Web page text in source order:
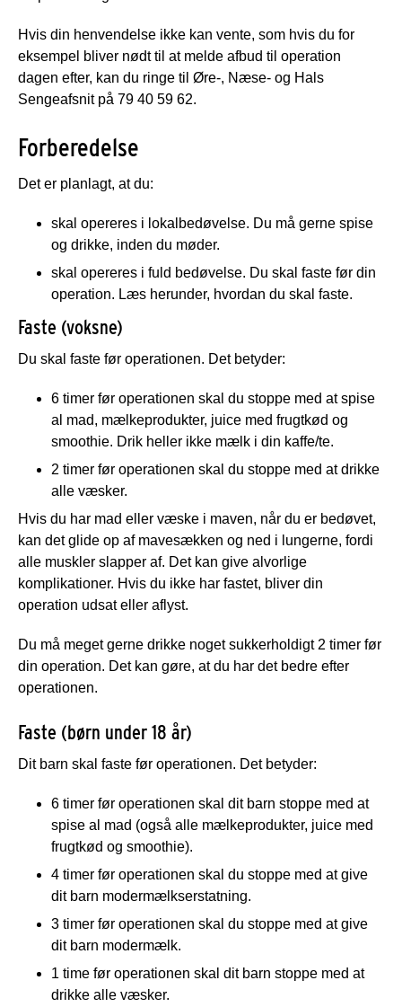
Hvis din henvendelse ikke kan vente, som hvis du for
eksempel bliver nødt til at melde afbud til operation
dagen efter, kan du ringe til Øre-, Næse- og Hals
Sengeafsnit på 79 40 59 62.
Forberedelse
Det er planlagt, at du:
skal opereres i lokalbedøvelse. Du må gerne spise
og drikke, inden du møder.
skal opereres i fuld bedøvelse. Du skal faste før din
operation. Læs herunder, hvordan du skal faste.
Faste (voksne)
Du skal faste før operationen. Det betyder:
6 timer før operationen skal du stoppe med at spise
al mad, mælkeprodukter, juice med frugtkød og
smoothie. Drik heller ikke mælk i din kaffe/te.
2 timer før operationen skal du stoppe med at drikke
alle væsker.
Hvis du har mad eller væske i maven, når du er bedøvet,
kan det glide op af mavesækken og ned i lungerne, fordi
alle muskler slapper af. Det kan give alvorlige
komplikationer. Hvis du ikke har fastet, bliver din
operation udsat eller aflyst.
Du må meget gerne drikke noget sukkerholdigt 2 timer før
din operation. Det kan gøre, at du har det bedre efter
operationen.
Faste (børn under 18 år)
Dit barn skal faste før operationen. Det betyder:
6 timer før operationen skal dit barn stoppe med at
spise al mad (også alle mælkeprodukter, juice med
frugtkød og smoothie).
4 timer før operationen skal du stoppe med at give
dit barn modermælkserstatning.
3 timer før operationen skal du stoppe med at give
dit barn modermælk.
1 time før operationen skal dit barn stoppe med at
drikke alle væsker.